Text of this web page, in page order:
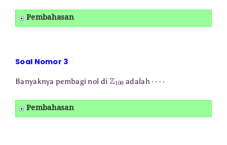
Pembahasan
Soal Nomor 3
Banyaknya pembagi nol di Z100 adalah
Pembahasan